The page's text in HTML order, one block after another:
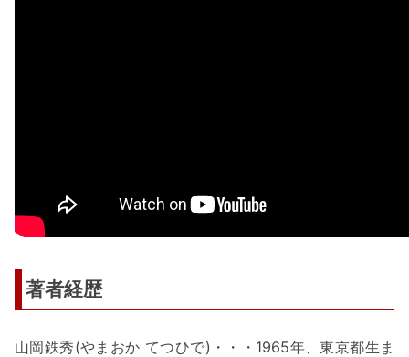
著者経歴
山岡鉄秀(やまおか てつひで)・・・1965年、東京都生ま